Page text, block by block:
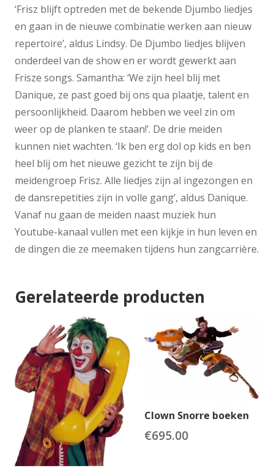
‘Frisz blijft optreden met de bekende Djumbo liedjes
en gaan in de nieuwe combinatie werken aan nieuw
repertoire’, aldus Lindsy. De Djumbo liedjes blijven
onderdeel van de show en er wordt gewerkt aan
Frisze songs. Samantha: ‘We zijn heel blij met
Danique, ze past goed bij ons qua plaatje, talent en
persoonlijkheid. Daarom hebben we veel zin om
weer op de planken te staan!’. De drie meiden
kunnen niet wachten. ‘Ik ben erg dol op kids en ben
heel blij om het nieuwe gezicht te zijn bij de
meidengroep Frisz. Alle liedjes zijn al ingezongen en
de dansrepetities zijn in volle gang’, aldus Danique.
Vanaf nu gaan de meiden naast muziek hun
Youtube-kanaal vullen met een kijkje in hun leven en
de dingen die ze meemaken tijdens hun zangcarrière.
Gerelateerde producten
Clown Snorre boeken
€695.00